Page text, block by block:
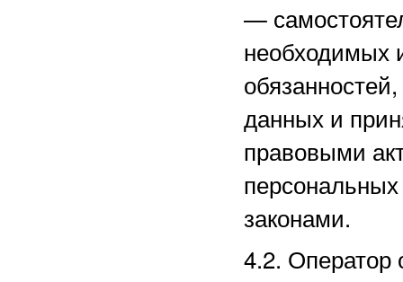
—
необходимых
данных и
правовыми
законами.
4.2. Оператор